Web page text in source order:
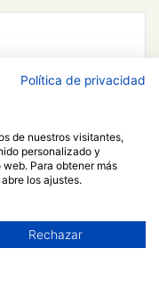
Más información
Política de privacidad
de nuestros visitantes,
personalizado y
Para obtener más
los ajustes.
Rechazar